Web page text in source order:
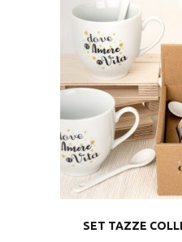
SET TAZZE